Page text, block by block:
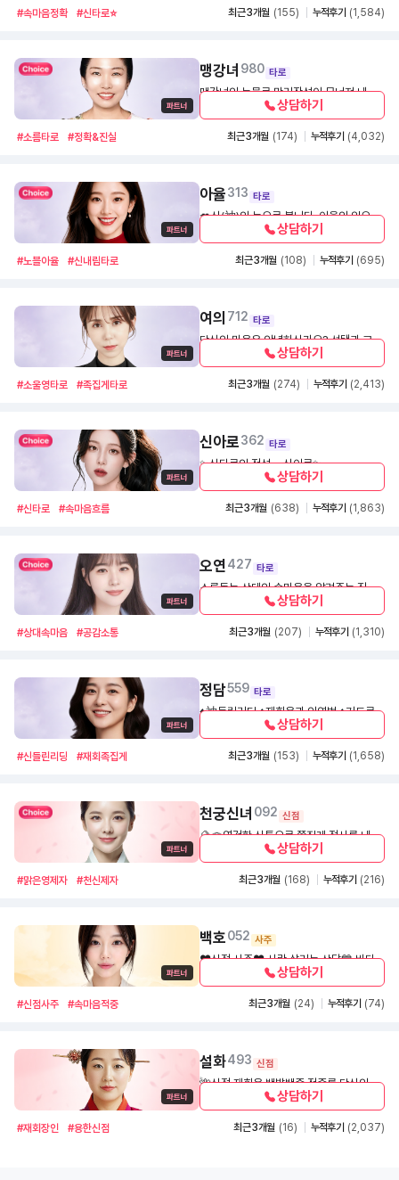
업성공운 시기와그때 명예 출세운ㅡ무엇이
🟧평생운 공직자 승진관운 사업성공운 교
육 정치인 기업사업가 기술 문화예술 스타
원등 대학합격운 수능시험운 학과전공 승
🎆특별 전문풀이 판독을 솔직답변 富而能
寬ㅡ何基壯耶ㅡ炡誠大誠 不誠無物ㅡ
관하여~특별상담 최고급편 시크릿특수 비
법과 천문지리 방위법ㅡ생기방 풍수지리ㅡ
것을 꼭🌄약조 올리겠습니다..귀인님께서
립니다 ❤️ 세계적 소통 운세상담 최고기업
운세 7 황금보석 배상❤️
#속마음정확 #신타로⭐️ 최근 3개월 (155) 누적후기 (1,584)
맹강녀 980 타로
맹강녀의 눈물로 만리장성이 무너져 내렸
듯 당신의 고통을 무너트려 드리겠습니다.
30초 상담하기
#소름타로 #정확&진실 최근 3개월 (174) 누적후기 (4,032)
아율313 타로
💋신(神)의 눈으로 봅니다. 아율의 입으로
며 신나게 살았습니다. 부잣집 막내딸에게
여러분들의 생각, 걱정, 어려움을 내 것으로
알고, 이 고통을 한번만 봐 주십사, 풀어주
십사, 살려주십사 신령님께 빌고 또 빌겠습
니다
30초 상담하기
#노블아율 #신내림타로 최근 3개월 (108) 누적후기 (695)
여의 712 타로
당신의 마음은 안녕하신가요? 선택과 고민
의 연속인 우리의 인생에 슬기로운 지혜와
가는 길잡이가 되어드리겠습니다.
30초 상담하기
#소울영타로 #족집게타로 최근 3개월 (274) 누적후기 (2,413)
신아로362 타로
✨신타로의 정석 = 신아로✨
30초 상담하기
#신타로 #속마음흐름 최근 3개월 (638) 누적후기 (1,863)
오연427 타로
소름돋는 상대의 속마음을 알려주는 직관
30초 상담하기
#상대속마음 #공감소통 최근 3개월 (207) 누적후기 (1,310)
정담559 타로
♦️神들린리딩 ♦️재회운과 인연법 ♦️기도로
받은 공수와 실전 타로 해석 ♦️취업.금전.사
30초 상담하기
#신들린리딩 #재회족집게 최근 3개월 (153) 누적후기 (1,658)
천궁신녀 092 신점
🔮🪭영검한 신통으로 쪽집게 점사를 내려
30초 상담하기
#맑은영제자 #천신제자 최근 3개월 (168) 누적후기 (216)
백호052 사주
❤️신점 사주❤️ 사람 살리는 상담💙 바다처
럼 깊은 마음으로 당신의 고민을 함께 풀어
30초 상담하기
#신점사주 #속마음적중 최근 3개월 (24) 누적후기 (74)
설화493 신점
🌺신점,재회운 백발백중 적중률 당신의 앞
길을 환하게 비춰줄 등불이 되겠습니다.
30초 상담하기
#재회장인 #용한신점 최근 3개월 (16) 누적후기 (2,037)